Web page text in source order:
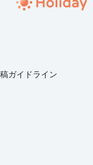
ガイドライン